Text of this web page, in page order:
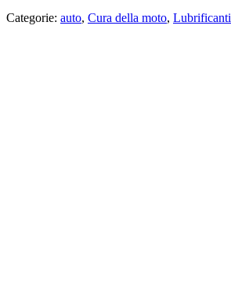
Categorie: auto, Cura della moto, Lubrificanti